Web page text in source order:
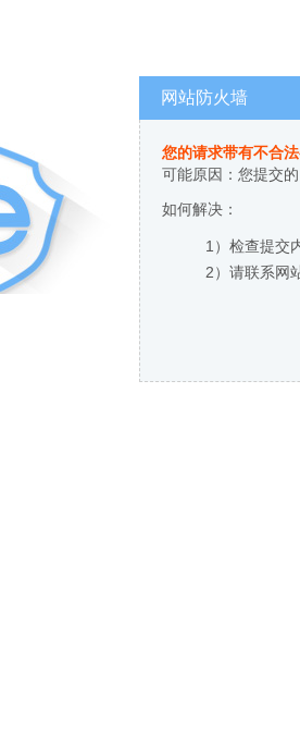
网站防火墙
您的请求带有不合
可能原因：您提交
如何解决：
1）检查提交
2）请联系网